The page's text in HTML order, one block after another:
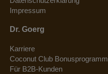
Impressum
Dr. Goerg
Karriere
Coconut Club Bonusprogramm
Für B2B-Kunden